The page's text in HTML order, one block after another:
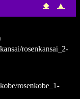
◆ ▲
rosenkansai_2-
rosenkobe_1-